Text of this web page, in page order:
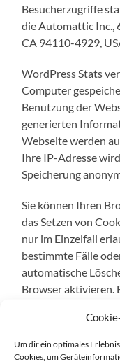
Um dir ein optimales
Cookies, um
Besucherzugriffe
die Automattic Inc.,
CA 94110-4929,
WordPress Stats
Computer
Benutzung der
generierten
Webseite werden
Ihre IP-Adresse
Speicherung
Sie können Ihren
das Setzen von
nur im Einzelfall
bestimmte Fälle
automatische
Browser aktivieren.
Sie können der